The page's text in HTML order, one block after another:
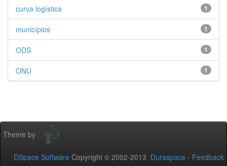
1
curva logística
1
municípios
1
ODS
1
ONU
Theme by
DSpace Software Copyright © 2002-2013 Duraspace - Feedback